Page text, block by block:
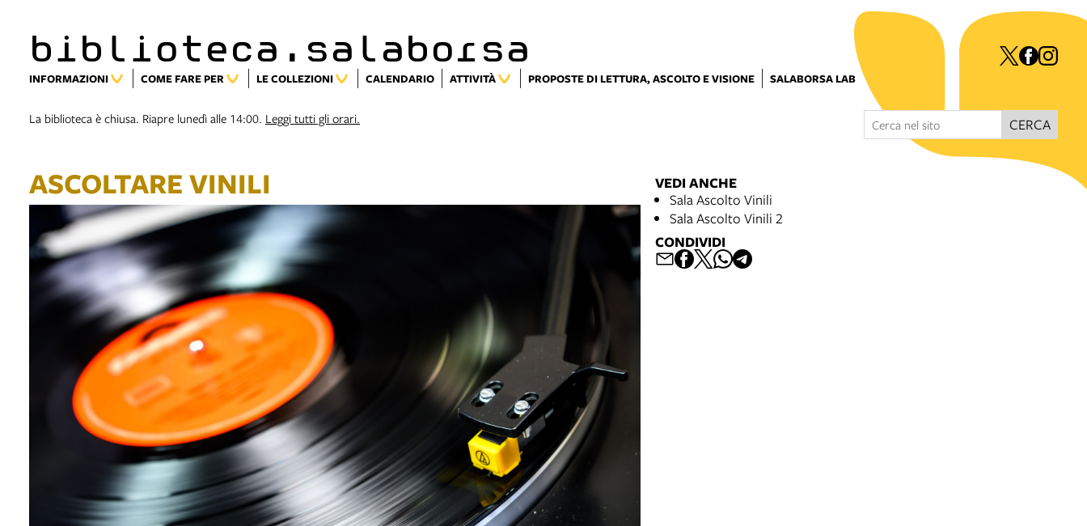
biblioteca.salaborsa
INFORMAZIONI COME FARE PER LE COLLEZIONI CALENDARIO ATTIVITÀ PROPOSTE DI LETTURA, ASCOLTO E VISIONE SALABORSA LAB
La biblioteca è chiusa. Riapre lunedì alle 14:00. Leggi tutti gli orari. CERCA
ASCOLTARE VINILI
VEDI ANCHE
Sala Ascolto Vinili
Sala Ascolto Vinili 2
CONDIVIDI